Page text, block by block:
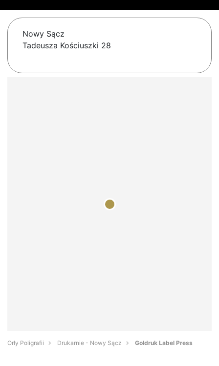
Nowy Sącz
Tadeusza Kościuszki 28
Orły Poligrafii Drukarnie - Nowy Sącz Goldruk Label Press